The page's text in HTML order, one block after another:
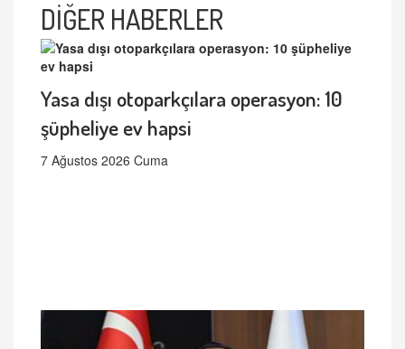
DİĞER HABERLER
Yasa dışı otoparkçılara operasyon: 10
şüpheliye ev hapsi
7 Ağustos 2026 Cuma